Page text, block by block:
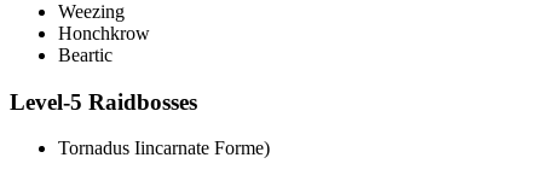
Weezing
Honchkrow
Beartic
Level-5 Raidbosses
Tornadus Iincarnate Forme)